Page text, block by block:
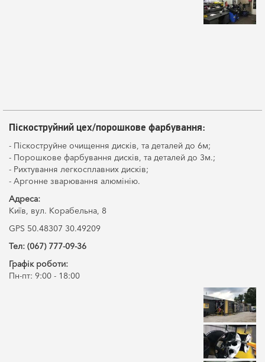
Піскоструйний цех/порошкове фарбування:
- Піскоструйне очищення дисків, та деталей до 6м;
- Порошкове фарбування дисків, та деталей до 3м.;
- Рихтування легкосплавних дисків;
- Аргонне зварювання алюмінію.
Адреса:
Київ, вул. Корабельна, 8
GPS 50.48307 30.49209
Тел: (067) 777-09-36
Графік роботи:
Пн-пт: 9:00 - 18:00